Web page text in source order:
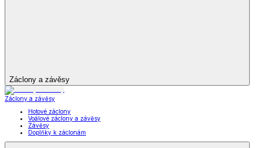
Záclony a závěsy
Záclony a závěsy
Hotové záclony
Voálové záclony a závěsy
Závěsy
Doplňky k záclonám